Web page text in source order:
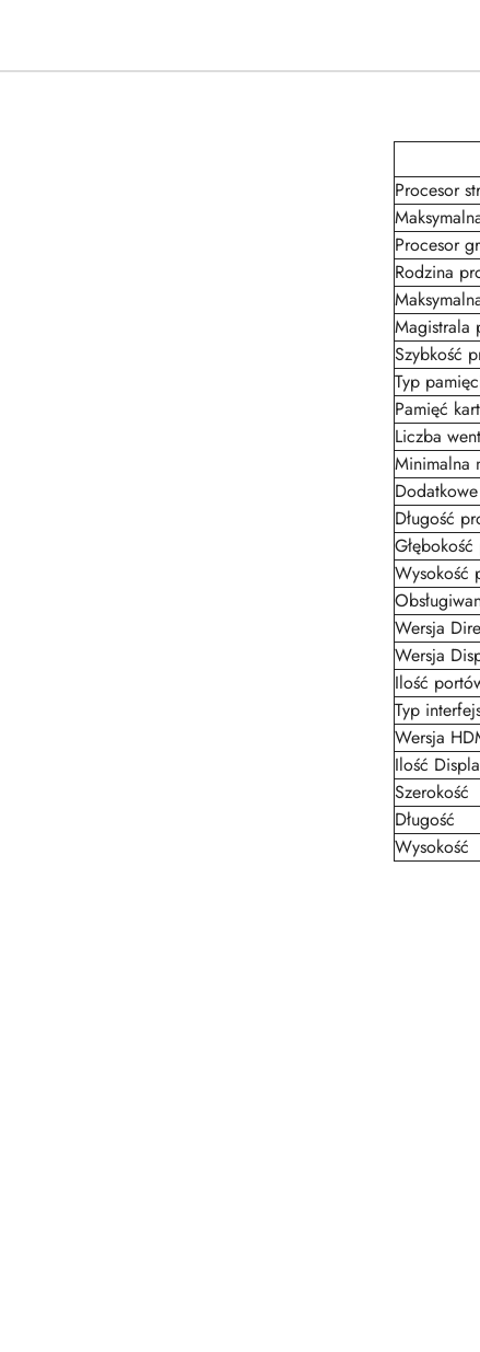
Procesor
Procesor
Rodzina
Magistrala
Szybkość
Typ
Pamięć
Liczba
Minimalna
Długość
Wysokość
Wersja
Wersja
Ilość
Typ
Wersja
Ilość
Szerokość
Długość
Wysokość